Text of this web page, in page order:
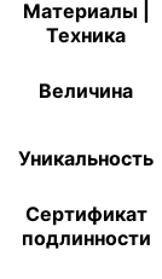
Материалы |
Техника
Величина
Уникальность
Сертификат
подлинности